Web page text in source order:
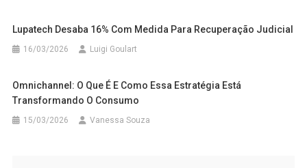
Lupatech Desaba 16% Com Medida Para Recuperação Judicial
16/03/2026 Luigi Goulart
Omnichannel: O Que É E Como Essa Estratégia Está
Transformando O Consumo
15/03/2026 Vanessa Souza